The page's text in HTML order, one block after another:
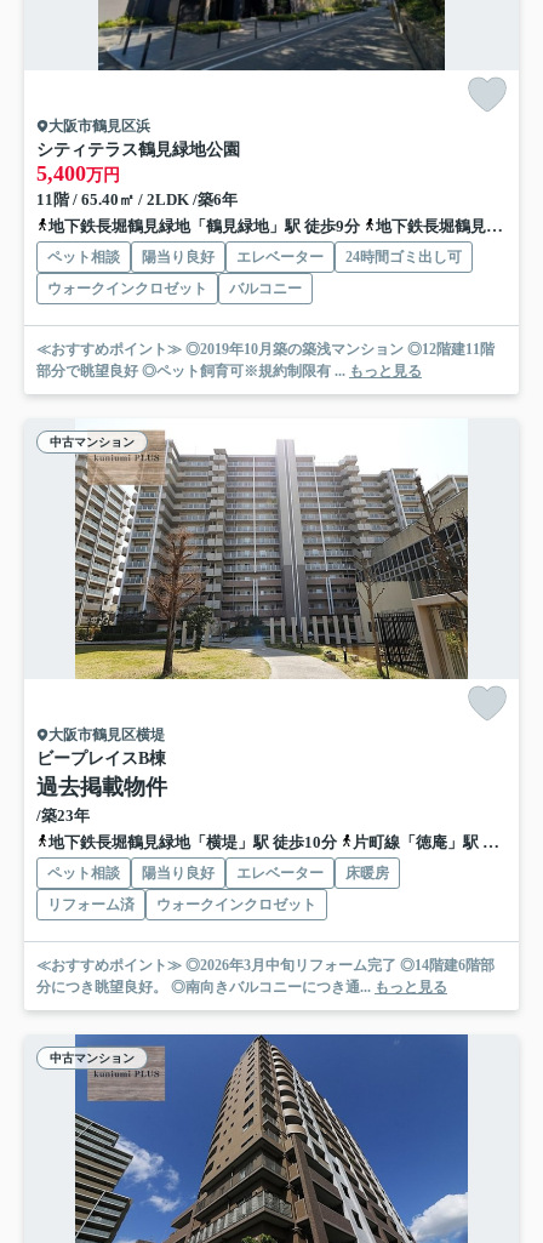
大阪市鶴見区浜
シティテラス鶴見緑地公園
5,400万円
11階 / 65.40㎡ / 2LDK /築6年
地下鉄長堀鶴見緑地「鶴見緑地」駅 徒歩9分
地下鉄長堀鶴見緑地「横堤」駅 徒歩11分
ペット相談 陽当り良好 エレベーター
24時間ゴミ出し可
ウォークインクロゼット
バルコニー
≪おすすめポイント≫ ◎2019年10月築の築浅マンション ◎12階建11階
部分で眺望良好 ◎ペット飼育可※規約制限有 ... もっと見る
中古マンション
大阪市鶴見区横堤
ビープレイスB棟
過去掲載物件
/築23年
地下鉄長堀鶴見緑地「横堤」駅 徒歩10分
片町線「徳庵」駅 徒歩15分
ペット相談 陽当り良好 エレベーター
床暖房
リフォーム済
ウォークインクロゼット
≪おすすめポイント≫ ◎2026年3月中旬リフォーム完了 ◎14階建6階部
分につき眺望良好。 ◎南向きバルコニーにつき通... もっと見る
中古マンション